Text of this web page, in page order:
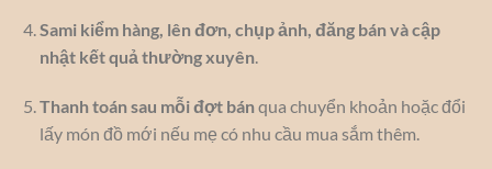
Sami kiểm hàng, lên đơn, chụp ảnh, đăng bán và cập
nhật kết quả thường xuyên.
Thanh toán sau mỗi đợt bánqua chuyển khoản hoặc đổi
lấy món đồ mới nếu mẹ có nhu cầu mua sắm thêm.